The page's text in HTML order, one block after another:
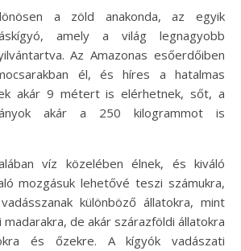
a zöld anakonda, az egyik
amely a világ legnagyobb
Az Amazonas esőerdőiben
él, és híres a hatalmas
akár 9 métert is elérhetnek, sőt, a
akár a 250 kilogrammot is
víz közelében élnek, és kiváló
mozgásuk lehetővé teszi számukra,
különböző állatokra, mint
madarakra, de akár szárazföldi állatokra
és őzekre. A kígyók vadászati